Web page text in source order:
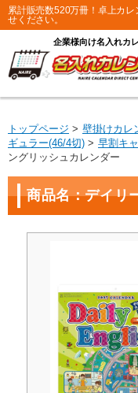
累計販売数520万冊！卓上カ
せください。
企業様向け名入れカ
トップページ 壁掛けカレ
ギュラー(46/4切)
早割キ
ングリッシュカレンダー
商品名：デイリ